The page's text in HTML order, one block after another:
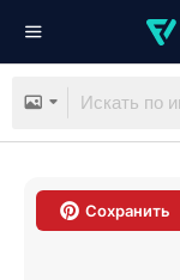
Сохранить